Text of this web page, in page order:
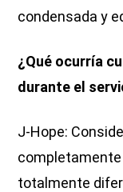
condensada y
¿Qué ocurría
durante el
J-Hope:
completamente
totalmente